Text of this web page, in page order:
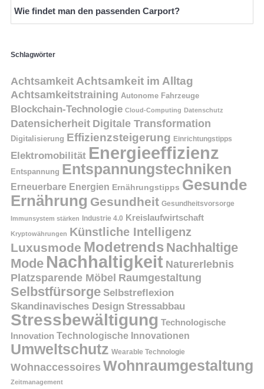
Wie findet man den passenden Carport?
Schlagwörter
Achtsamkeit Achtsamkeit im Alltag
Achtsamkeitstraining Autonome Fahrzeuge
Blockchain-Technologie Cloud-Computing Datenschutz
Datensicherheit Digitale Transformation
Digitalisierung Effizienzsteigerung Einrichtungstipps
Elektromobilität Energieeffizienz
Entspannung Entspannungstechniken
Erneuerbare Energien Ernährungstipps Gesunde
Ernährung Gesundheit Gesundheitsvorsorge
Immunsystem stärken Industrie 4.0 Kreislaufwirtschaft
Kryptowährungen Künstliche Intelligenz
Luxusmode Modetrends Nachhaltige
Mode Nachhaltigkeit Naturerlebnis
Platzsparende Möbel Raumgestaltung
Selbstfürsorge Selbstreflexion
Skandinavisches Design Stressabbau
Stressbewältigung Technologische
Innovation Technologische Innovationen
Umweltschutz Wearable Technologie
Wohnaccessoires Wohnraumgestaltung
Zeitmanagement